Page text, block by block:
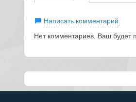
Написать комментарий
Нет комментариев. Ваш будет